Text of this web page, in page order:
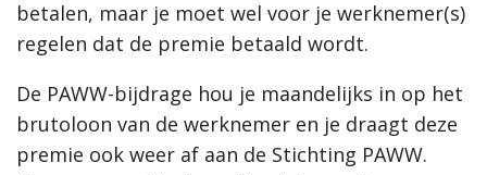
betalen, maar je moet wel voor je werknemer(s)
regelen dat de premie betaald wordt.
De PAWW-bijdrage hou je maandelijks in op het
brutoloon van de werknemer en je draagt deze
premie ook weer af aan de Stichting PAWW.